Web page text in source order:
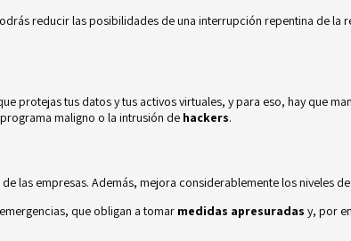
reducir las posibilidades de una interrupción repentina de la
protejas tus datos y tus activos virtuales, y para eso, hay que
maligno o la intrusión de hackers.
de las empresas. Además, mejora considerablemente los niveles de
que obligan a tomar medidas apresuradas y, por